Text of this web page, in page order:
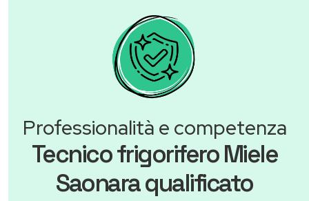
Professionalità e competenza
Tecnico frigorifero Miele
Saonara qualificato